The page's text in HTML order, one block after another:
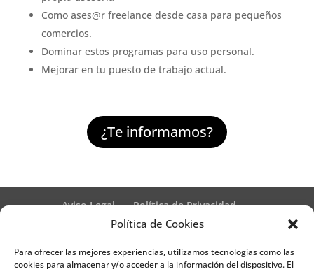
Política de Cookies
Para ofrecer las mejores experiencias, utilizamos tecnologías como las
cookies para almacenar y/o acceder a la información del dispositivo. El
Como ases@rfreelance desde casa para pequeños
comercios.
Dominar estos programas para uso personal.
Mejorar en tu puesto de trabajo actual.
¿Te informamos?
Aviso Legal
Política de Privacidad
Términos y condiciones – Contrato de matrícula
Formulario de Datos necesarios para alta